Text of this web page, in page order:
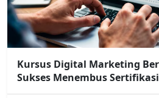
Kursus Digital Marketing
Sukses Menembus
Digital 2026